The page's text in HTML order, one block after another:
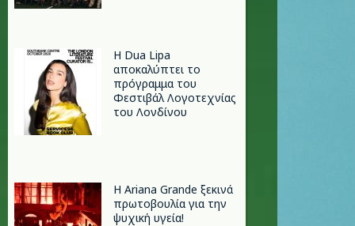
Η Dua Lipa
αποκαλύπτει το
πρόγραμμα του
Φεστιβάλ Λογοτεχνίας
του Λονδίνου
Η Ariana Grande ξεκινά
πρωτοβουλία για την
ψυχική υγεία!